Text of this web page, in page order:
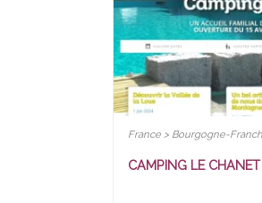
France > Bourgogne-
CAMPING LE CHANET